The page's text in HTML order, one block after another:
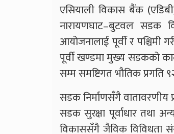
एसियाली विकास बैंक
नारायणघाट–बुटवल सडक
आयोजनालाई पूर्वी र
पूर्वी खण्डमा मुख्य सडकको
सम्म समष्टिगत भौतिक
सडक निर्माणसँगै वातावरणीय
सडक सुरक्षा पूर्वाधार तथा
विकाससँगै जैविक विविधता